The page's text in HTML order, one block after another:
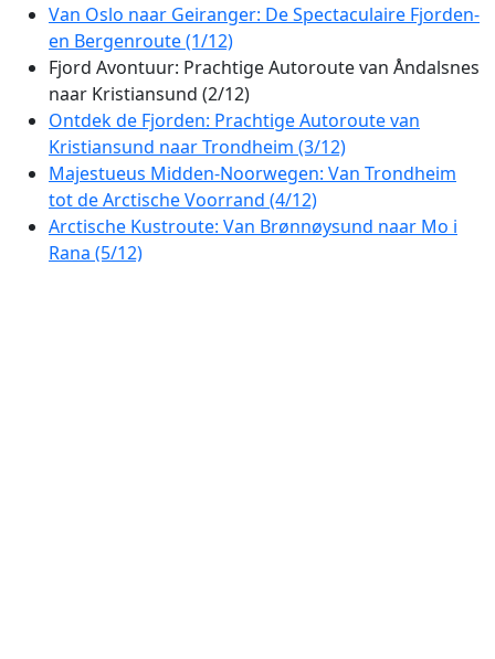
Van Oslo naar Geiranger: De Spectaculaire Fjorden-
en Bergenroute (1/12)
Fjord Avontuur: Prachtige Autoroute van Åndalsnes
naar Kristiansund (2/12)
Ontdek de Fjorden: Prachtige Autoroute van
Kristiansund naar Trondheim (3/12)
Majestueus Midden-Noorwegen: Van Trondheim
tot de Arctische Voorrand (4/12)
Arctische Kustroute: Van Brønnøysund naar Mo i
Rana (5/12)